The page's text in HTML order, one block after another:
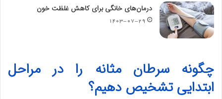
درمان‌های خانگی برای کاهش غلظت خون
۱۴۰۳-۰۷-۲۹
چگونه سرطان مثانه را در مراحل
ابتدایی تشخیص دهیم؟